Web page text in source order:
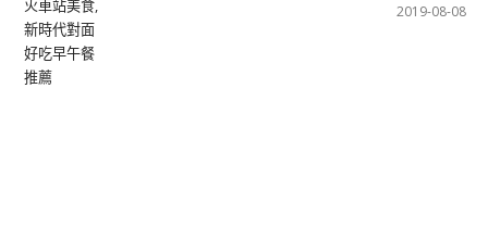
2019-08-08